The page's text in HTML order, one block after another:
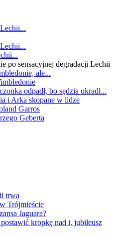
po sensacyjnej degradacji Lechii
ale...
odpadł, bo sędzia ukradł...
i Arka skopane w lidze
Garros
Geberta
trwa
Trójmieście
Jaguara?
kropkę nad i, jubileusz